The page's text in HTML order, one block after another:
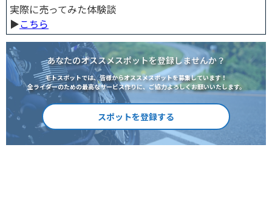
実際に売ってみた体験談
▶︎こちら
あなたのオススメスポットを登録しませんか？
モトスポットでは、皆様からオススメスポットを募集しています！
全ライダーのための最高なサービス作りに、ご協力よろしくお願いいたします。
スポットを登録する